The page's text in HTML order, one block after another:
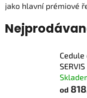
jako hlavní prémiové
Cedule
od